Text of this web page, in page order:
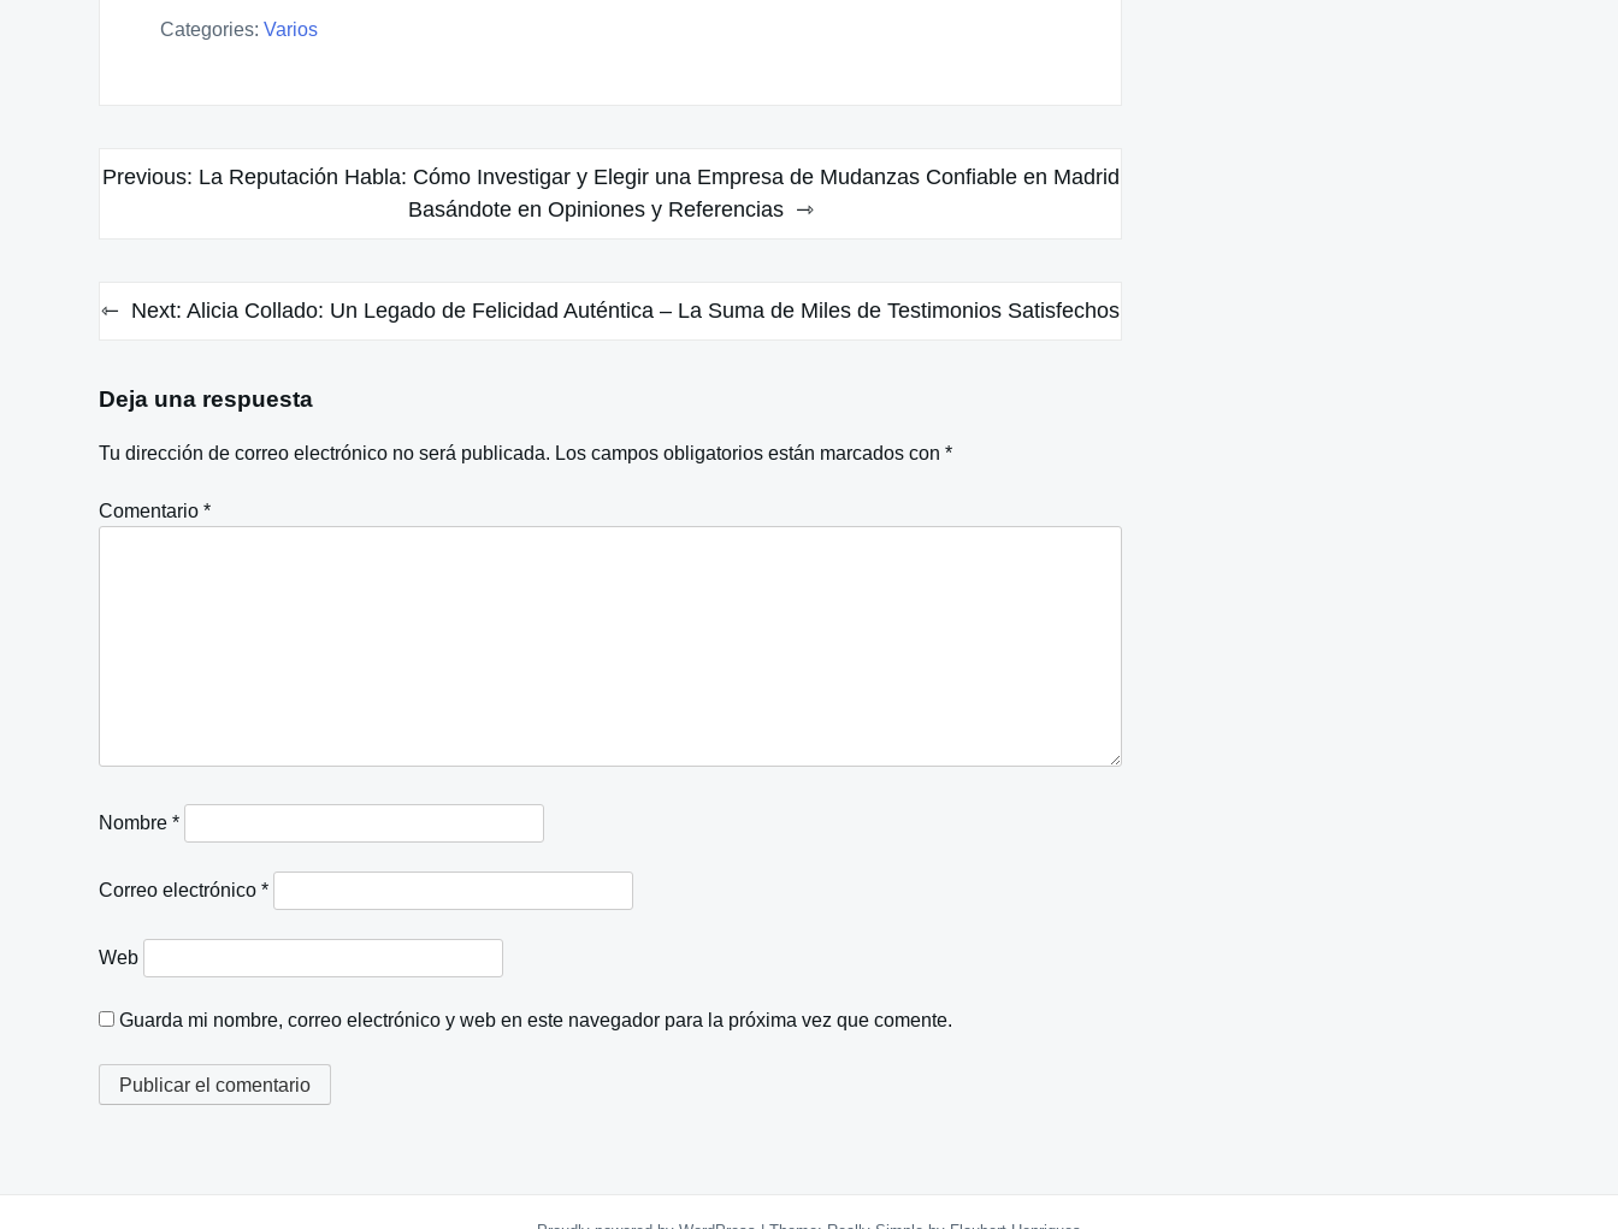
Categories: Varios
Navegación
Previous: La Reputación Habla: Cómo Investigar y Elegir una Empresa de Mudanzas Confiable en Madrid
Basándote en Opiniones y Referencias
Next: Alicia Collado: Un Legado de Felicidad Auténtica – La Suma de Miles de Testimonios Satisfechos
Deja una respuesta
Tu dirección de correo electrónico no será publicada. Los campos obligatorios están marcados con *
Comentario *
Nombre *
Correo electrónico *
Web
Guarda mi nombre, correo electrónico y web en este navegador para la próxima vez que comente.